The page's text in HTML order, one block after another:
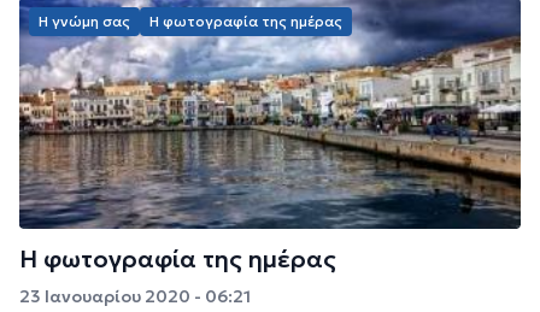
Η γνώμη σας Η φωτογραφία της ημέρας
Η φωτογραφία της ημέρας
23 Ιανουαρίου 2020 - 06:21